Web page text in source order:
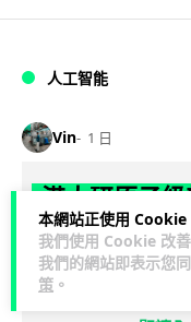
本網站正使用 Cookie
我們使用 Cookie 改
我們的網站即表示您
策 。
人工智能
Vin 1 日
港大研原子
一億倍 手機
香港大學團隊成功研